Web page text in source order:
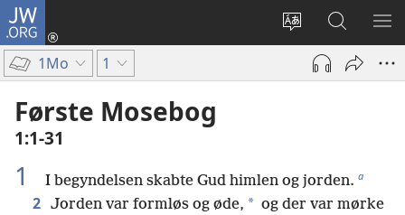
JW.ORG
Vælg
sprog
Log
på
(åbner
Søg
på
JW.ORG
VIS
1Mo 1
Første Mosebog
1:1-31
1 I begyndelsen skabte Gud himlen og jorden. a
2 Jorden var formløs og øde, * og der var mørke